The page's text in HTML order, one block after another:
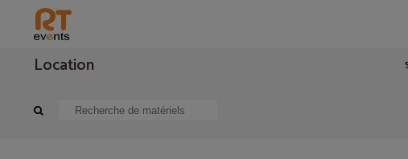
Location
Sonorisation Traduction Visite guidée